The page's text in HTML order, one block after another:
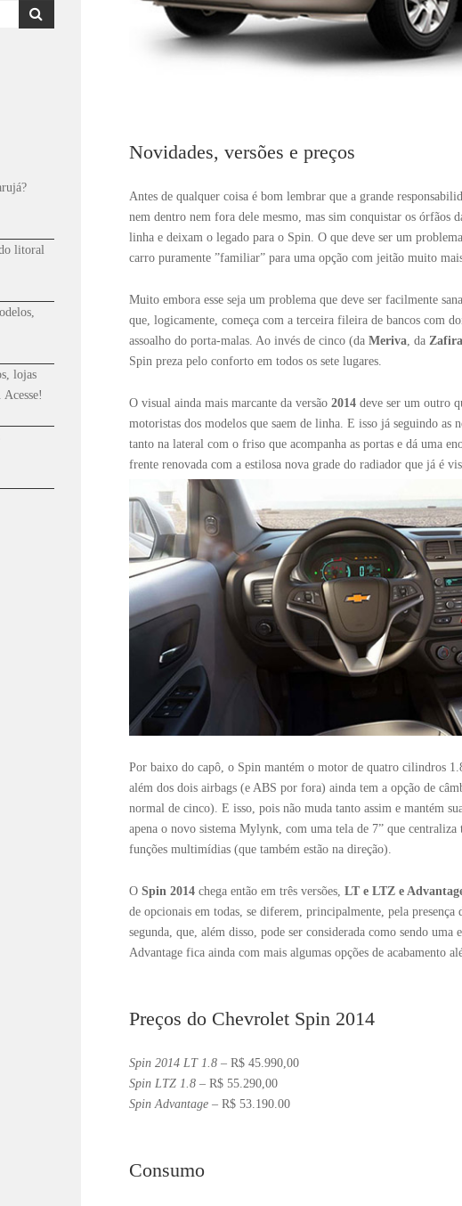
Novidades, versões e preços
Antes de qualquer coisa é bom lembrar que a grande
nem dentro nem fora dele mesmo, mas sim conquistar os órfãos
linha e deixam o legado para o Spin. O que deve ser um
carro puramente ”familiar” para uma opção com jeitão muito
Muito embora esse seja um problema que deve ser facilmente
que, logicamente, começa com a terceira fileira de bancos com
assoalho do porta-malas. Ao invés de cinco (da Meriva , daZafira
Spin preza pelo conforto em todos os sete lugares.
O visual ainda mais marcante da versão2014deve ser um outro
motoristas dos modelos que saem de linha. E isso já seguindo as
tanto na lateral com o friso que acompanha as portas e dá uma
frente renovada com a estilosa nova grade do radiador que já é
Por baixo do capô, o Spin mantém o motor de quatro cilindros
além dos dois airbags (e ABS por fora) ainda tem a opção de
normal de cinco). E isso, pois não muda tanto assim e mantém
apena o novo sistema Mylynk, com uma tela de 7” que
funções multimídias (que também estão na direção).
O Spin 2014chega então em três versões, LT e LTZ e
de opcionais em todas, se diferem, principalmente, pela presença
segunda, que, além disso, pode ser considerada como sendo uma
Advantage fica ainda com mais algumas opções de acabamento
Preços do Chevrolet Spin 2014
Spin 2014 LT 1.8– R$ 45.990,00
Spin LTZ 1.8– R$ 55.290,00
Spin Advantage– R$ 53.190.00
Consumo
litoral
lojas